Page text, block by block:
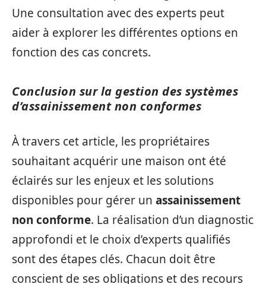
Une consultation avec des experts peut
aider à explorer les différentes options en
fonction des cas concrets.
Conclusion sur la gestion des systèmes
d’assainissement non conformes
À travers cet article, les propriétaires
souhaitant acquérir une maison ont été
éclairés sur les enjeux et les solutions
disponibles pour gérer un assainissement
non conforme. La réalisation d’un diagnostic
approfondi et le choix d’experts qualifiés
sont des étapes clés. Chacun doit être
conscient de ses obligations et des recours